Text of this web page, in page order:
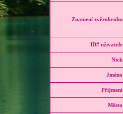
Znamení zvěrokruhu
ID# uživatele
Nick
Jméno
Příjmení
Město